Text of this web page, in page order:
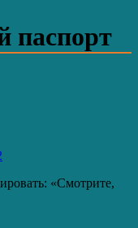
паспорт
«Смотрите,